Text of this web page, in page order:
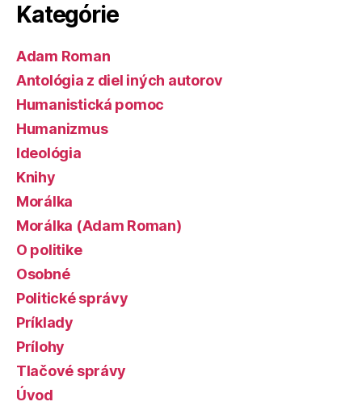
Kategórie
Adam Roman
Antológia z diel iných autorov
Humanistická pomoc
Humanizmus
Ideológia
Knihy
Morálka
Morálka (Adam Roman)
O politike
Osobné
Politické správy
Príklady
Prílohy
Tlačové správy
Úvod